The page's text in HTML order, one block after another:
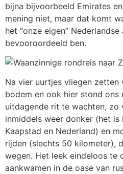
bijna bijvoorbeeld Emirates
mening niet, maar dat komt
het “onze eigen”
bevooroordeeld ben.
Na vier uurtjes vliegen
bodem en ook hier stond ons
uitdagende rit te wachten, zo
inmiddels weer donker (het
Kaapstad en Nederland) en
rijden (slechts 50 kilometer),
wegen. Het leek eindeloos te
aankwamen in de oase van